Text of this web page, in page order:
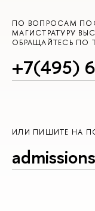
ПО ВОПРОСАМ
МАГИСТРАТУРУ
ОБРАЩАЙТЕСЬ ПО
+7(495)
ИЛИ ПИШИТЕ НА